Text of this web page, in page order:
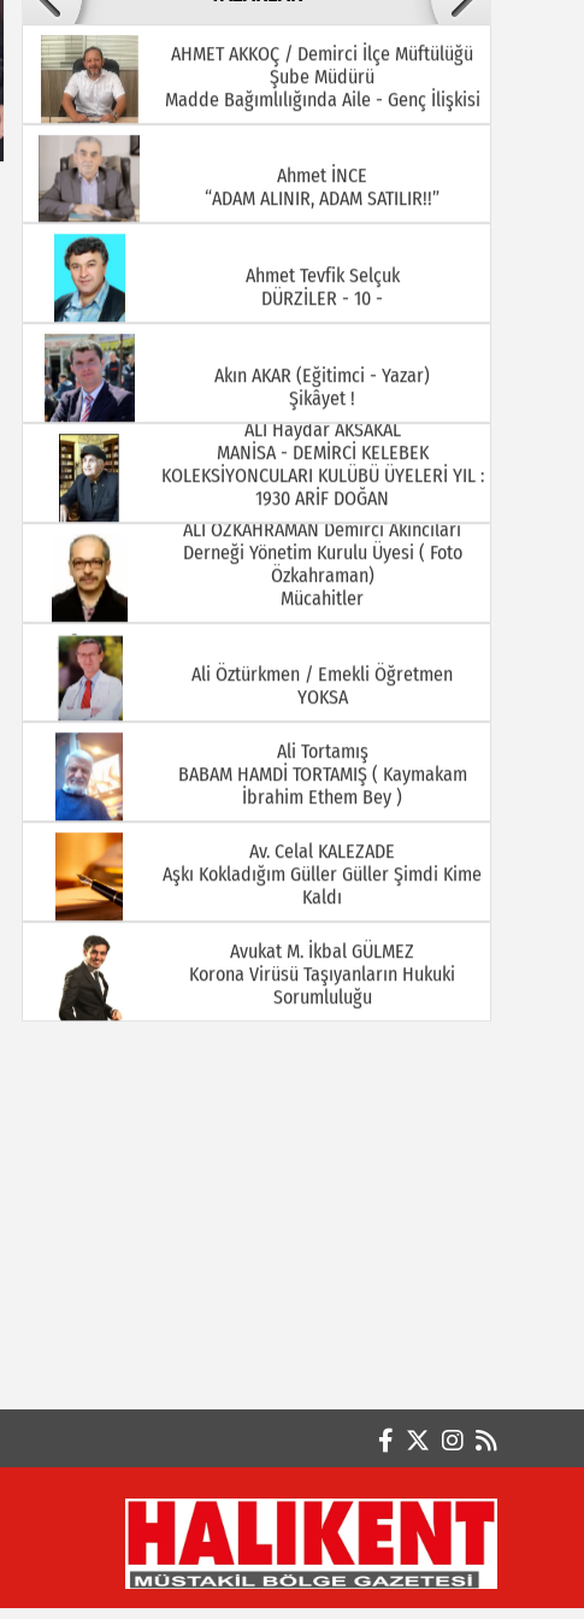
22.07.2026 20.07.2026
15.07.2026
08.07.2026 06.07.2026
01.07.2026 29.06.2026
AHMET AKKOÇ / Demirci İlçe Müftülüğü
Şube Müdürü
Madde Bağımlılığında Aile - Genç İlişkisi
Ahmet İNCE
“ADAM ALINIR, ADAM SATILIR!!”
Ahmet Tevfik Selçuk
DÜRZİLER - 10 -
Akın AKAR (Eğitimci - Yazar)
Şikâyet !
ALİ Haydar AKSAKAL
MANİSA - DEMİRCİ KELEBEK
KOLEKSİYONCULARI KULÜBÜ ÜYELERİ YIL :
1930 ARİF DOĞAN
ALİ ÖZKAHRAMAN Demirci Akıncıları
Derneği Yönetim Kurulu Üyesi ( Foto
Özkahraman)
Mücahitler
Ali Öztürkmen / Emekli Öğretmen
YOKSA
Ali Tortamış
BABAM HAMDİ TORTAMIŞ ( Kaymakam
İbrahim Ethem Bey )
Av. Celal KALEZADE
Aşkı Kokladığım Güller Güller Şimdi Kime
Kaldı
Avukat M. İkbal GÜLMEZ
Korona Virüsü Taşıyanların Hukuki
Sorumluluğu
Burak GÖKSAL
İSTİKLÂLİN CAN ATAĞI : TÜRK BAYRAĞI
Büşra KARAGÖZ Serbest Muhasebeci /
Mali Müşavir
Paranın En Büyük Düşmanı Enflasyon
Değil, Ertelemektir